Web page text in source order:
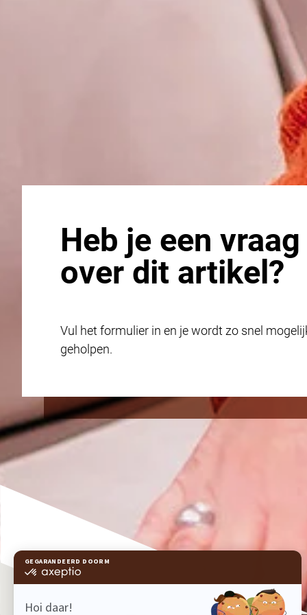
Heb je een vraag
over dit artikel?
Vul het formulier in en je wordt zo snel
geholpen.